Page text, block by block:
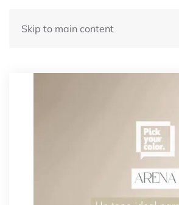
Skip to main content